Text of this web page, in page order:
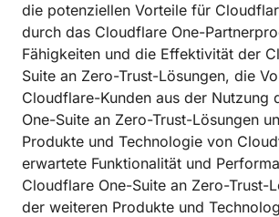
die potenziellen Vorteile für
durch das Cloudflare One-
Fähigkeiten und die Effektivität der
Suite an Zero-Trust-Lösungen, die
Cloudflare-Kunden aus der Nutzung
One-Suite an Zero-Trust-Lösungen
Produkte und Technologie von
erwartete Funktionalität und
Cloudflare One-Suite an Zero-Trust-
der weiteren Produkte und